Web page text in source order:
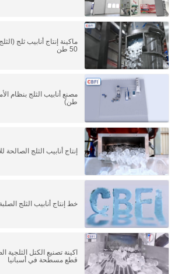
ماكينة إنتاج أنابيب ثلج
50 طن
طن)
إنتاج أنابيب الثلج الصالحة
خط إنتاج أنابيب الثلج الصلبة
قطع مسطحة في أسبانيا